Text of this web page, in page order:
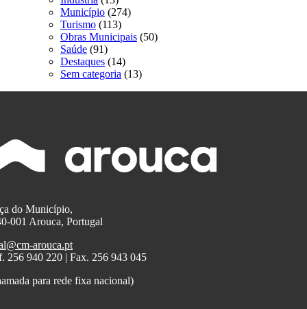
Município (274)
Turismo (113)
Obras Municipais (50)
Saúde (91)
Destaques (14)
Sem categoria (13)
do Município,
001 Arouca, Portugal
arouca.pt
256 940 220 | Fax. 256 943 045
para rede fixa nacional)